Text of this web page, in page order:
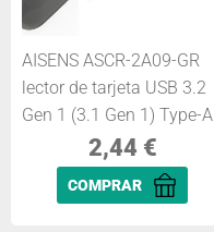
AISENS ASCR-2A09-GR
lector de tarjeta USB 3.2
Gen 1 (3.1 Gen 1) Type-A
2,44 €
COMPRAR